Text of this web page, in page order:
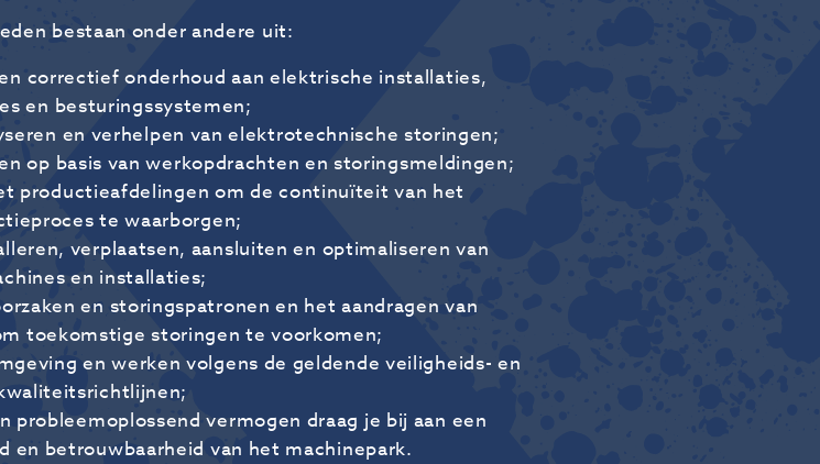
bestaan onder andere uit:
correctief onderhoud aan elektrische installaties,
en besturingssystemen;
en verhelpen van elektrotechnische storingen;
op basis van werkopdrachten en storingsmeldingen;
productieafdelingen om de continuïteit van het
te waarborgen;
verplaatsen, aansluiten en optimaliseren van
en installaties;
en storingspatronen en het aandragen van
toekomstige storingen te voorkomen;
en werken volgens de geldende veiligheids- en
probleemoplossend vermogen draag je bij aan een
en betrouwbaarheid van het machinepark.